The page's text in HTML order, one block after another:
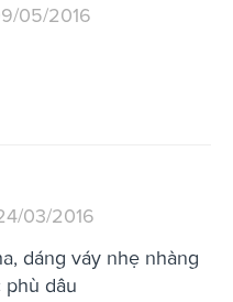
05/2016
03/2016
dáng váy nhẹ nhàng
phù dâu